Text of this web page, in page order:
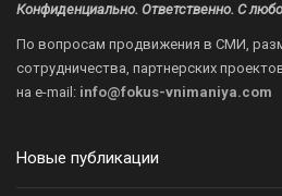
Конфиденциально. Ответственно. С
По вопросам продвижения в СМИ,
сотрудничества, партнерских
на e-mail: info@fokus-vnimaniya.com
Новые публикации